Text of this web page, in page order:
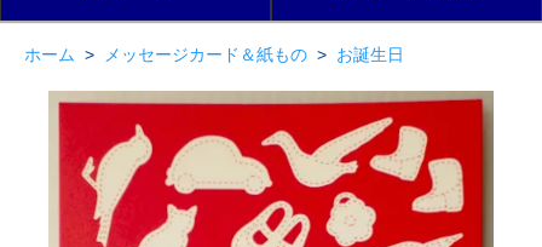
ホーム > メッセージカード＆紙もの > お誕生日